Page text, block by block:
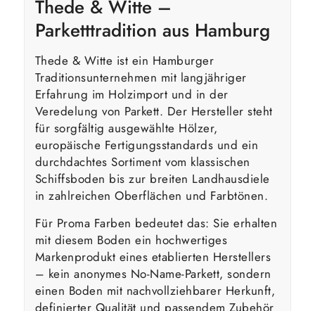
Thede & Witte –
Parketttradition aus Hamburg
Thede & Witte ist ein Hamburger
Traditionsunternehmen mit langjähriger
Erfahrung im Holzimport und in der
Veredelung von Parkett. Der Hersteller steht
für sorgfältig ausgewählte Hölzer,
europäische Fertigungsstandards und ein
durchdachtes Sortiment vom klassischen
Schiffsboden bis zur breiten Landhausdiele
in zahlreichen Oberflächen und Farbtönen.
Für Proma Farben bedeutet das: Sie erhalten
mit diesem Boden ein hochwertiges
Markenprodukt eines etablierten Herstellers
– kein anonymes No-Name-Parkett, sondern
einen Boden mit nachvollziehbarer Herkunft,
definierter Qualität und passendem Zubehör